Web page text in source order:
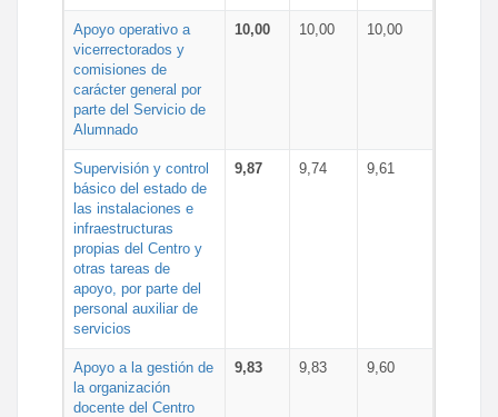
Apoyo operativo a
vicerrectorados y
comisiones de
carácter general por
parte del Servicio de
Alumnado
10,00 10,00 10,00
Supervisión y control
básico del estado de
las instalaciones e
infraestructuras
propias del Centro y
otras tareas de
apoyo, por parte del
personal auxiliar de
servicios
9,87 9,74 9,61
Apoyo a la gestión de
la organización
docente del Centro
9,83 9,83 9,60